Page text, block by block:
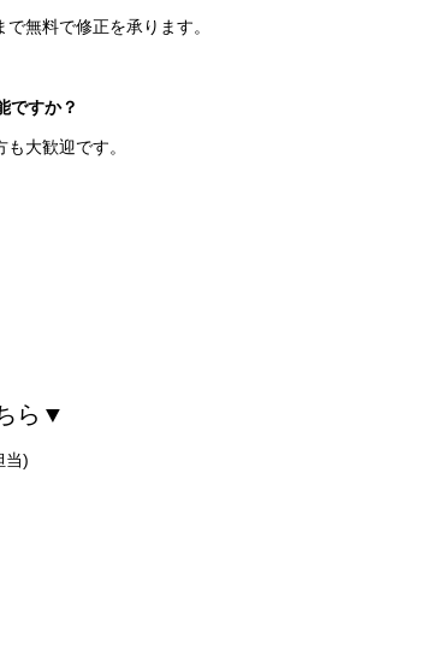
無料で修正を承ります。
ですか？
大歓迎です。
ら ▼
当)